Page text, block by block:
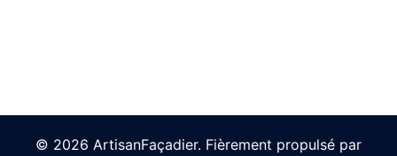
© 2026 ArtisanFaçadier. Fièrement propulsé par